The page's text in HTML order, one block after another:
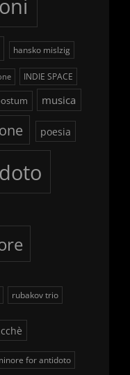
hansko mislzig
INDIE SPACE
musica
poesia
rubakov trio
for antidoto